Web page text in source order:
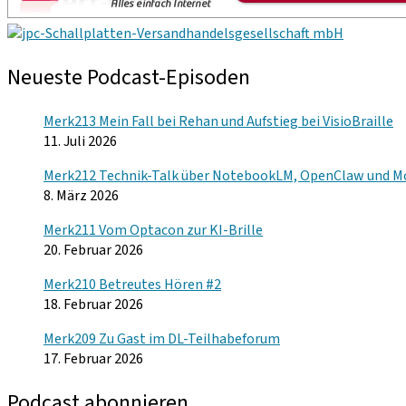
Neueste Podcast-Episoden
Merk213 Mein Fall bei Rehan und Aufstieg bei VisioBraille
11. Juli 2026
Merk212 Technik-Talk über NotebookLM, OpenClaw und
8. März 2026
Merk211 Vom Optacon zur KI-Brille
20. Februar 2026
Merk210 Betreutes Hören #2
18. Februar 2026
Merk209 Zu Gast im DL-Teilhabeforum
17. Februar 2026